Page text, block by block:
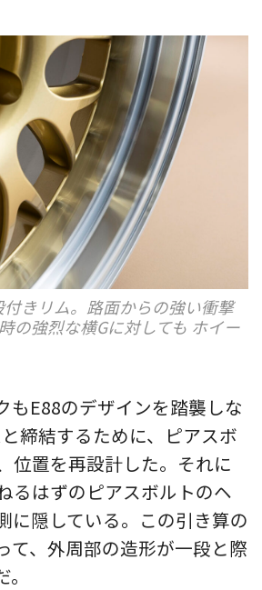
きリム。路面からの強い衝撃
の強烈な横Gに対しても ホイー
もE88のデザインを踏襲しな
締結するために、ピアスボ
位置を再設計した。それに
るはずのピアスボルトのヘ
に隠している。この引き算の
て、外周部の造形が一段と際